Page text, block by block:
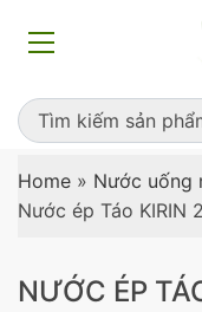
Home » Nước uống
Nước ép Táo KIRIN 2
NƯỚC ÉP